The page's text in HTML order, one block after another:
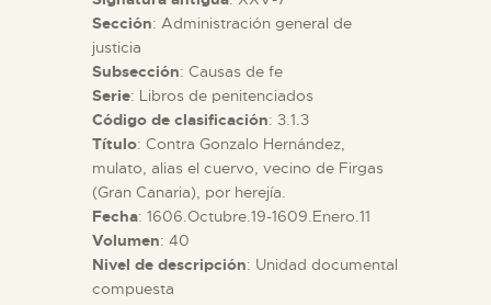
PREPARAR LA VISITA
ACTIVIDADES
█
EL MUSEO
COLECCIONES
Sección: Administración general de
justicia
Subsección: Causas de fe
Serie: Libros de penitenciados
Código de clasificación: 3.1.3
Título: Contra Gonzalo Hernández,
mulato, alias el cuervo, vecino de Firgas
(Gran Canaria), por herejía.
Fecha: 1606.Octubre.19-1609.Enero.11
Volumen: 40
Nivel de descripción: Unidad documental
compuesta